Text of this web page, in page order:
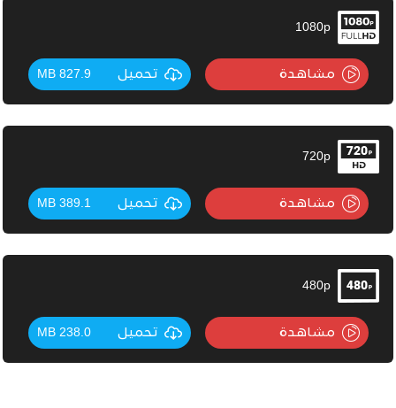
1080p
مشاهدة تحميل 827.9 MB
720p
مشاهدة تحميل 389.1 MB
480p
مشاهدة تحميل 238.0 MB